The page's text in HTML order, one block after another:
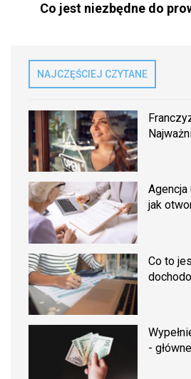
Co jest niezbędne do
NAJCZĘŚCIEJ CZYTANE
jak
Co to
-